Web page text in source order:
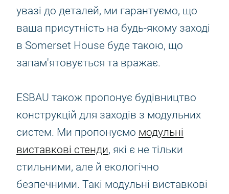
увазі до деталей, ми гарантуємо, що
ваша присутність на будь-якому заході
в Somerset House буде такою, що
запам'ятовується та вражає.
ESBAU також пропонує будівництво
конструкцій для заходів з модульних
систем. Ми пропонуємо модульні
виставкові стенди, які є не тільки
стильними, але й екологічно
безпечними. Такі модульні виставкові